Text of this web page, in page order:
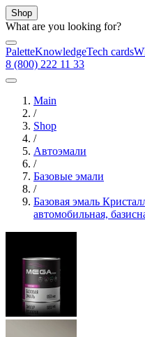
Shop
What are you looking for?
PaletteKnowledgeTech cards
8 (800) 222 11 33
Main
/
Shop
/
Автоэмали
/
Базовые эмали
/
Базовая эмаль
автомобильная,